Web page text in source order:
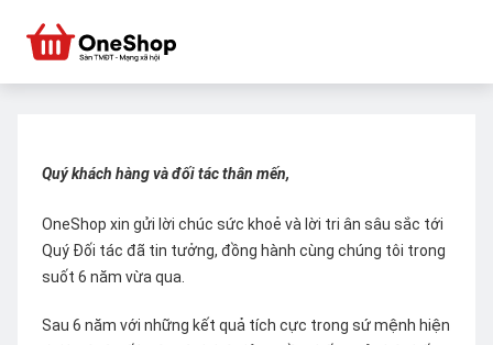
Quý khách hàng và đối tác thân mến,
OneShop xin gửi lời chúc sức khoẻ và lời tri ân sâu sắc tới
Quý Đối tác đã tin tưởng, đồng hành cùng chúng tôi trong
suốt 6 năm vừa qua.
Sau 6 năm với những kết quả tích cực trong sứ mệnh hiện